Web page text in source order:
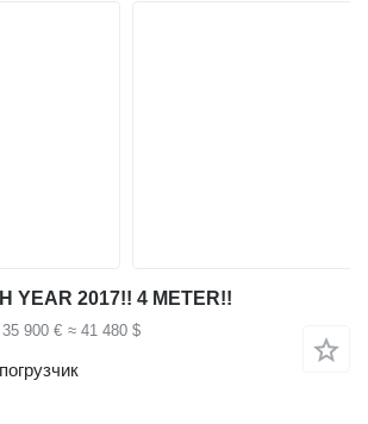
YEAR 2017!! 4 METER!!
35 900 € ≈ 41 480 $